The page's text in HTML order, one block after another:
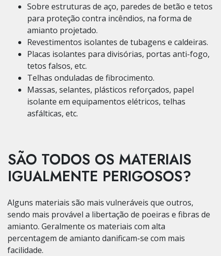
Sobre estruturas de aço, paredes de betão e tetos
para proteção contra incêndios, na forma de
amianto projetado.
Revestimentos isolantes de tubagens e caldeiras.
Placas isolantes para divisórias, portas anti-fogo,
tetos falsos, etc.
Telhas onduladas de fibrocimento.
Massas, selantes, plásticos reforçados, papel
isolante em equipamentos elétricos, telhas
asfálticas, etc.
SÃO TODOS OS MATERIAIS
IGUALMENTE PERIGOSOS?
Alguns materiais são mais vulneráveis que outros,
sendo mais provável a libertação de poeiras e fibras de
amianto. Geralmente os materiais com alta
percentagem de amianto danificam-se com mais
facilidade.